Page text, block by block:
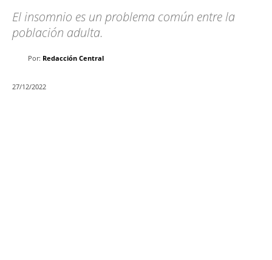
El insomnio es un problema común entre la
población adulta.
Por: Redacción Central
27/12/2022